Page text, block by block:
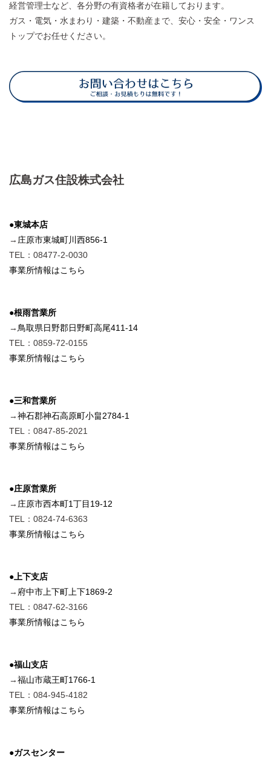
経営管理士など、各分野の有資格者が在籍しております。
ガス・電気・水まわり・建築・不動産まで、安心・安全・ワンス
トップでお任せください。
広島ガス住設株式会社
●東城本店
→ 庄原市東城町川西856-1
TEL：08477-2-0030
事業所情報はこちら
●根雨営業所
→ 鳥取県日野郡日野町高尾411-14
TEL：0859-72-0155
事業所情報はこちら
●三和営業所
→神石郡神石高原町小畠2784-1
TEL：0847-85-2021
事業所情報はこちら
●庄原営業所
→ 庄原市西本町1丁目19-12
TEL：0824-74-6363
事業所情報はこちら
●上下支店
→ 府中市上下町上下1869-2
TEL：0847-62-3166
事業所情報はこちら
●福山支店
→福山市蔵王町1766-1
TEL：084-945-4182
事業所情報はこちら
●ガスセンター